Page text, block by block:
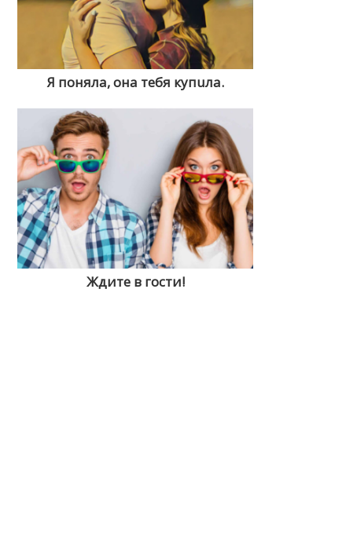
Я поняла, она тебя купuла.
Ждите в гости!